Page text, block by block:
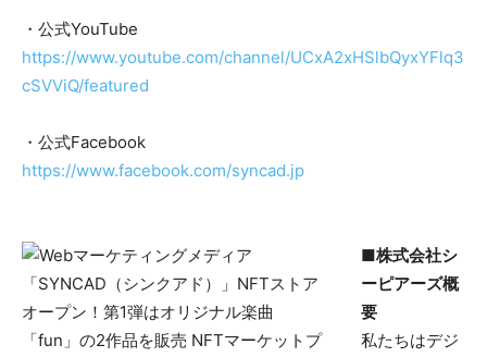
・公式YouTube
https://www.youtube.com/channel/UCxA2xHSlbQyxYFlq3
cSVViQ/featured
・公式Facebook
https://www.facebook.com/syncad.jp
■株式会社シ
ーピアーズ概
要
私たちはデジ